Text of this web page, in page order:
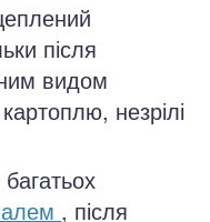
після
видом
незрілі
, після